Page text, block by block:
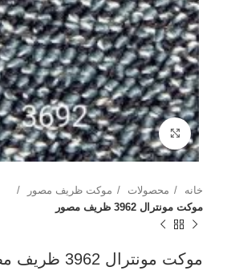
بزرگنمایی تصویر
خانه محصولات
موکت ظریف مصور
موکت مونترال 3962 ظریف مصور
موکت مونترال 3962 ظریف مصور